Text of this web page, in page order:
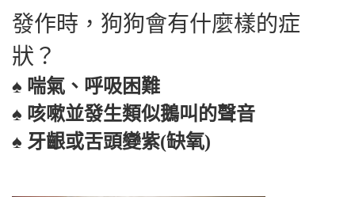
發作時 ， 狗狗會有什麼樣的症
狀 ？
♠ 喘氣、呼吸困難
♠ 咳嗽並發生類似鵝叫的聲音
♠ 牙齦或舌頭變紫(缺氧)